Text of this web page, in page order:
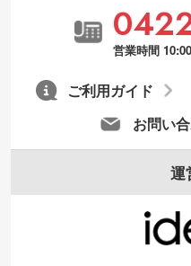
営業時間
お問い
ご利用ガイド
運